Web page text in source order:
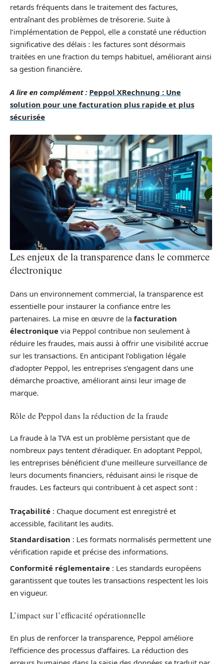
retards fréquents dans le traitement des factures,
entraînant des problèmes de trésorerie. Suite à
l’implémentation de Peppol, elle a constaté une réduction
significative des délais : les factures sont désormais
traitées en une fraction du temps habituel, améliorant ainsi
sa gestion financière.
A lire en complément : Peppol XRechnung : Une
solution pour une facturation plus rapide et plus
sécurisée
Les enjeux de la transparence dans le commerce
électronique
Dans un environnement commercial, la transparence est
essentielle pour instaurer la confiance entre les
partenaires. La mise en œuvre de la facturation
électronique via Peppol contribue non seulement à
réduire les fraudes, mais aussi à offrir une visibilité accrue
sur les transactions. En anticipant l’obligation légale
d’adopter Peppol, les entreprises s’engagent dans une
démarche proactive, améliorant ainsi leur image de
marque.
Rôle de Peppol dans la réduction de la fraude
La fraude à la TVA est un problème persistant que de
nombreux pays tentent d’éradiquer. En adoptant Peppol,
les entreprises bénéficient d’une meilleure surveillance de
leurs documents financiers, réduisant ainsi le risque de
fraudes. Les facteurs qui contribuent à cet aspect sont :
Traçabilité : Chaque document est enregistré et
accessible, facilitant les audits.
Standardisation : Les formats normalisés permettent une
vérification rapide et précise des informations.
Conformité réglementaire : Les standards européens
garantissent que toutes les transactions respectent les lois
en vigueur.
L’impact sur l’efficacité opérationnelle
En plus de renforcer la transparence, Peppol améliore
l’efficience des processus d’affaires. La réduction des